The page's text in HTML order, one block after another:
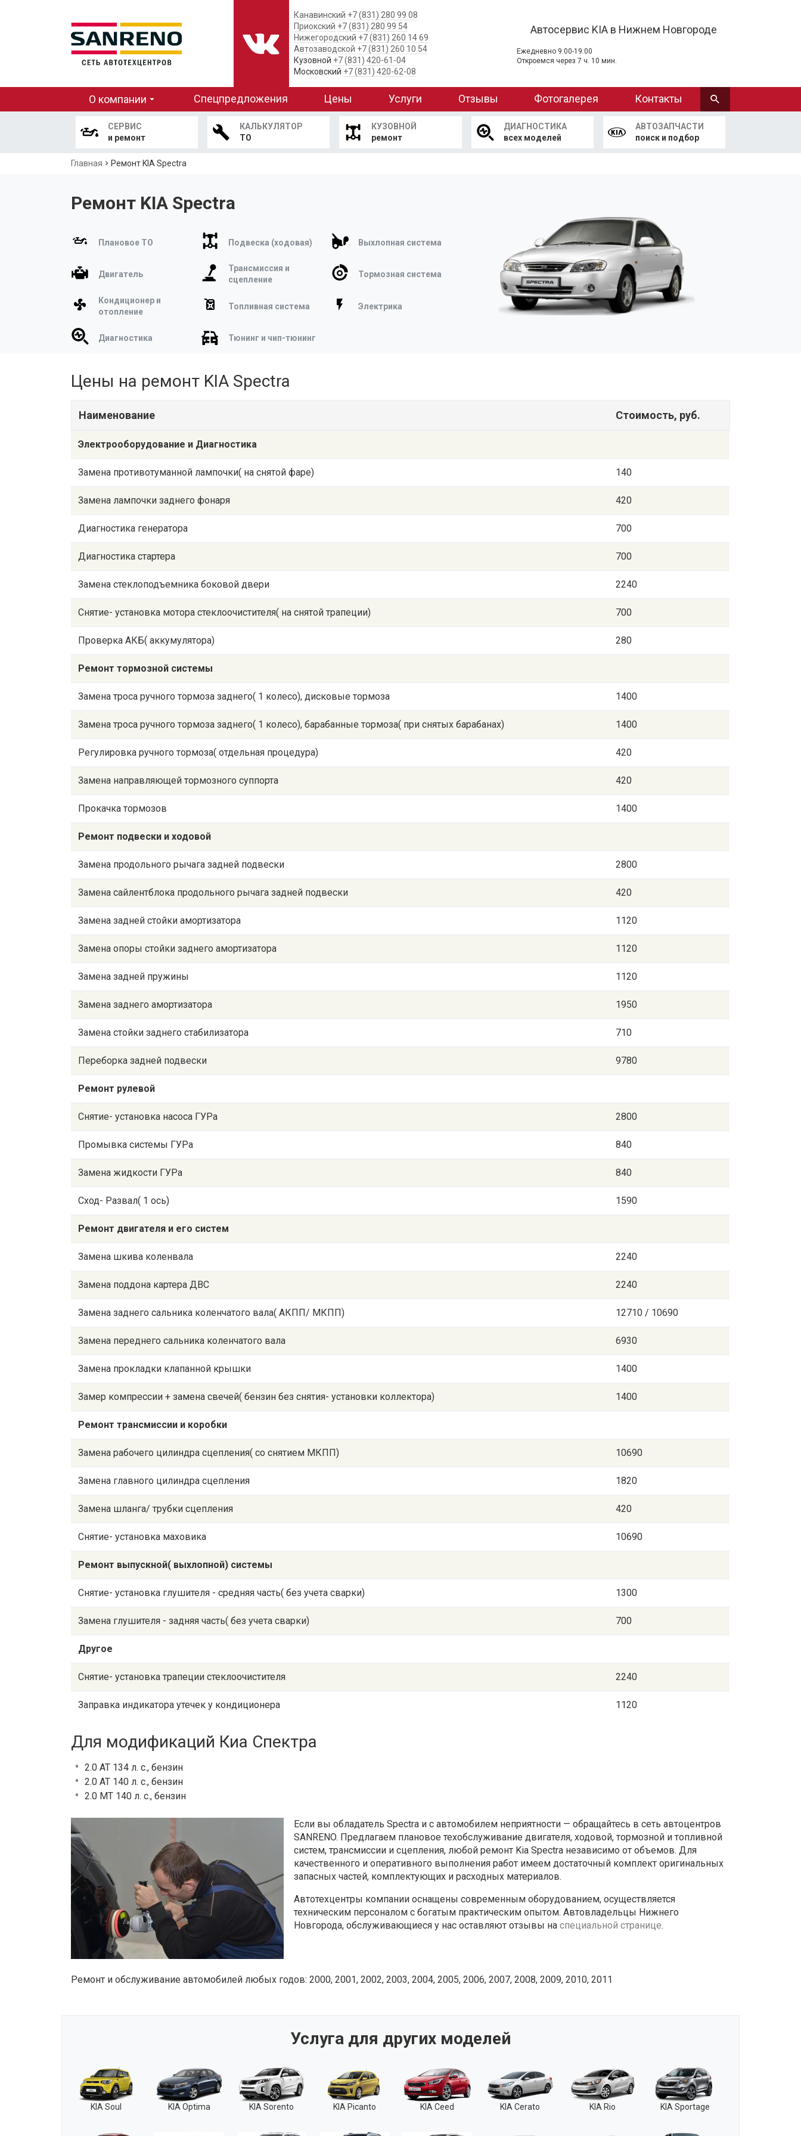
Канавинский +7 (831) 280 99 08
Приокский +7 (831) 280 99 54
Нижегородский +7 (831) 260 14 69
Автозаводской +7 (831) 260 10 54
Кузовной +7 (831) 420-61-04
Московский +7 (831) 420-62-08
Автосервис KIA в Нижнем Новгороде
Ежедневно 9:00-19:00
Откроемся через 7 ч. 10 мин.
Основная
навигация
О компании Спецпредложения Цены Услуги Отзывы Фотогалерея Контакты
СЕРВИС
и ремонт
КАЛЬКУЛЯТОР
ТО
КУЗОВНОЙ
ремонт
ДИАГНОСТИКА
всех моделей
АВТОЗАПЧАСТИ
поиск и подбор
Строка
Главная Ремонт KIA Spectra
Ремонт KIA Spectra
Плановое ТО Подвеска (ходовая) Выхлопная система
Двигатель
Трансмиссия и
сцепление
Тормозная система
Кондиционер и
отопление
Топливная система Электрика
Диагностика Тюнинг и чип-тюнинг
Цены на ремонт KIA Spectra
Наименование Стоимость, руб.
Электрооборудование и Диагностика
Замена противотуманной лампочки( на снятой фаре) 140
Замена лампочки заднего фонаря 420
Диагностика генератора 700
Диагностика стартера 700
Замена стеклоподъемника боковой двери 2240
Снятие- установка мотора стеклоочистителя( на снятой трапеции) 700
Проверка АКБ( аккумулятора) 280
Ремонт тормозной системы
Замена троса ручного тормоза заднего( 1 колесо), дисковые тормоза 1400
Замена троса ручного тормоза заднего( 1 колесо), барабанные тормоза( при снятых барабанах) 1400
Регулировка ручного тормоза( отдельная процедура) 420
Замена направляющей тормозного суппорта 420
Прокачка тормозов 1400
Ремонт подвески и ходовой
Замена продольного рычага задней подвески 2800
Замена сайлентблока продольного рычага задней подвески 420
Замена задней стойки амортизатора 1120
Замена опоры стойки заднего амортизатора 1120
Замена задней пружины 1120
Замена заднего амортизатора 1950
Замена стойки заднего стабилизатора 710
Переборка задней подвески 9780
Ремонт рулевой
Снятие- установка насоса ГУРа 2800
Промывка системы ГУРа 840
Замена жидкости ГУРа 840
Сход- Развал( 1 ось) 1590
Ремонт двигателя и его систем
Замена шкива коленвала 2240
Замена поддона картера ДВС 2240
Замена заднего сальника коленчатого вала( АКПП/ МКПП) 12710 / 10690
Замена переднего сальника коленчатого вала 6930
Замена прокладки клапанной крышки 1400
Замер компрессии + замена свечей( бензин без снятия- установки коллектора) 1400
Ремонт трансмиссии и коробки
Замена рабочего цилиндра сцепления( со снятием МКПП) 10690
Замена главного цилиндра сцепления 1820
Замена шланга/ трубки сцепления 420
Снятие- установка маховика 10690
Ремонт выпускной( выхлопной) системы
Снятие- установка глушителя - средняя часть( без учета сварки) 1300
Замена глушителя - задняя часть( без учета сварки) 700
Другое
Снятие- установка трапеции стеклоочистителя 2240
Заправка индикатора утечек у кондиционера 1120
Для модификаций Киа Спектра
2.0 AT 134 л. с., бензин
2.0 AT 140 л. с., бензин
2.0 MT 140 л. с., бензин
Если вы обладатель Spectra и с автомобилем неприятности — обращайтесь в сеть автоцентров
SANRENO. Предлагаем плановое техобслуживание двигателя, ходовой, тормозной и топливной
систем, трансмиссии и сцепления, любой ремонт Kia Spectra независимо от объемов. Для
качественного и оперативного выполнения работ имеем достаточный комплект оригинальных
запасных частей, комплектующих и расходных материалов.
Автотехцентры компании оснащены современным оборудованием, осуществляется
техническим персоналом с богатым практическим опытом. Автовладельцы Нижнего
Новгорода, обслуживающиеся у нас оставляют отзывы на специальной странице.
Ремонт и обслуживание автомобилей любых годов: 2000, 2001, 2002, 2003, 2004, 2005, 2006, 2007, 2008, 2009, 2010, 2011
Услуга для других моделей
KIA Soul KIA Optima KIA Sorento KIA Picanto KIA Ceed KIA Cerato KIA Rio KIA Sportage